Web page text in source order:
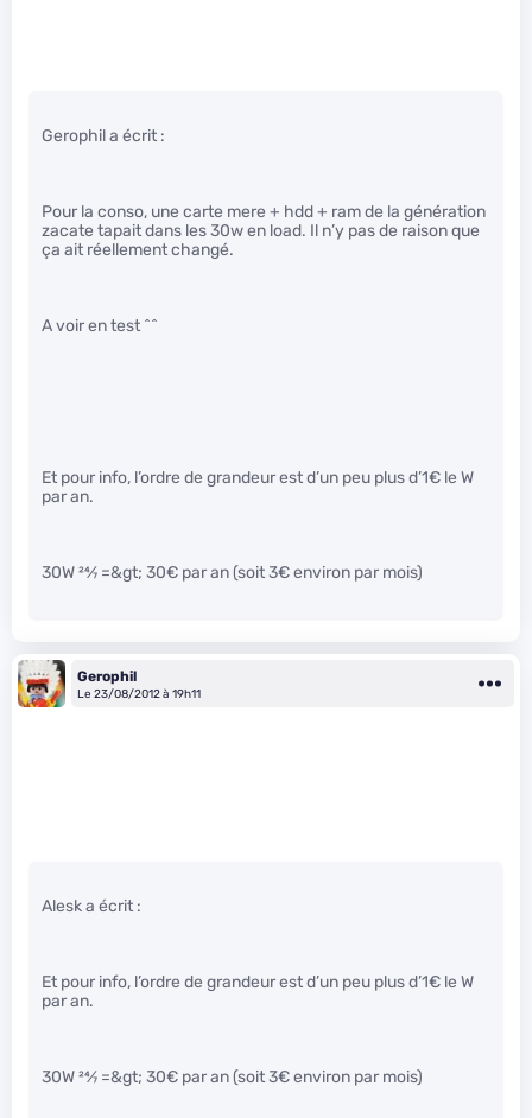
Gerophil a écrit :
Pour la conso, une carte mere + hdd + ram de la génération
zacate tapait dans les 30w en load. Il n’y pas de raison que
ça ait réellement changé.
A voir en test ^^
Et pour info, l’ordre de grandeur est d’un peu plus d’1€ le W
par an.
30W24⁄7 =&gt; 30€ par an (soit 3€ environ par mois)
Gerophil
Le 23/08/2012 à 19h11
Alesk a écrit :
Et pour info, l’ordre de grandeur est d’un peu plus d’1€ le W
par an.
30W24⁄7 =&gt; 30€ par an (soit 3€ environ par mois)